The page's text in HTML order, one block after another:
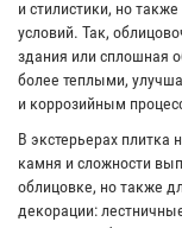
и стилистики, но
условий. Так,
здания или сплошная
более теплыми,
и коррозийным
В экстерьерах плитка
камня и сложности
облицовке, но также
декорации: